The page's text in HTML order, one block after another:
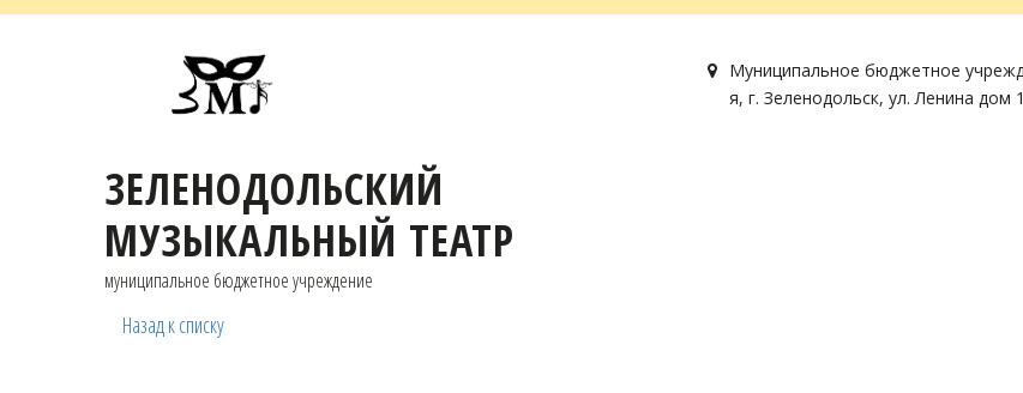
ЗЕЛЕНОДОЛЬСКИЙ
МУЗЫКАЛЬНЫЙ ТЕАТР
муниципальное бюджетное учреждение
Муниципальное бюджетное
я, г. Зеленодольск, ул. Ленина дом
Назад к списку